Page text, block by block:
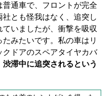
通車で、フロントが完全
とも怪我はなく、追突し
いましたが、衝撃を吸収
みたいです。私の車はリ
ドアのスペアタイヤカバ
渋滞中に追突されるという